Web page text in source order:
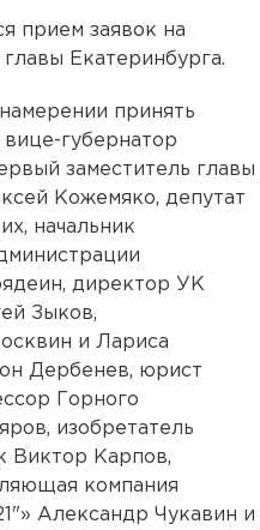
прием заявок на
Екатеринбурга.
принять
вице-губернатор
заместитель главы
Кожемяко, депутат
начальник
директор УК
Зыков,
и Лариса
Дербенев, юрист
Горного
изобретатель
Виктор Карпов,
компания
Александр Чукавин и